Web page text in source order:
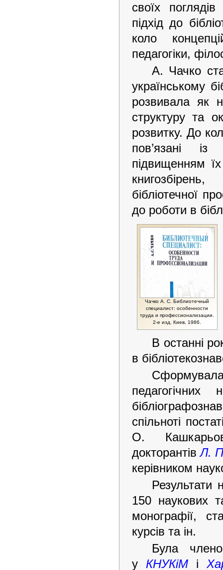
своїх
підхід до
коло
педагогіки,
А. Чачко
українському
розвивала як
структуру та
розвитку. До
пов’язані із
підвищенням їх
бібліотечної
до роботи в
Чачко А. С. Библиотечный
специалист: особенности
труда и профессионализации.
2-е изд. Киев, 1986.
В останні
в
Сформувала
педагогічних
спільноті
О.
докторантівЛ.
керівником
Результати
150 наукових
монографії,
курсів та ін.
Була
у КНУКіМі